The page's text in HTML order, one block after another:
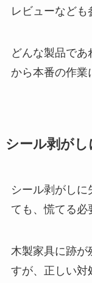
レビューなども
どんな製品で
から本番の作業
シール剥が
シール剥がしに
ても、慌てる必
木製家具に跡が
すが、正しい対